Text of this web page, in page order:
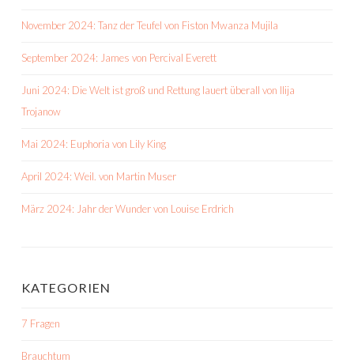
November 2024: Tanz der Teufel von Fiston Mwanza Mujila
September 2024: James von Percival Everett
Juni 2024: Die Welt ist groß und Rettung lauert überall von Ilija
Trojanow
Mai 2024: Euphoria von Lily King
April 2024: Weil. von Martin Muser
März 2024: Jahr der Wunder von Louise Erdrich
KATEGORIEN
7 Fragen
Brauchtum